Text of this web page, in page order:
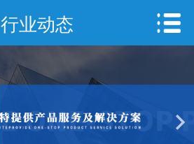
行业动态
网站首页